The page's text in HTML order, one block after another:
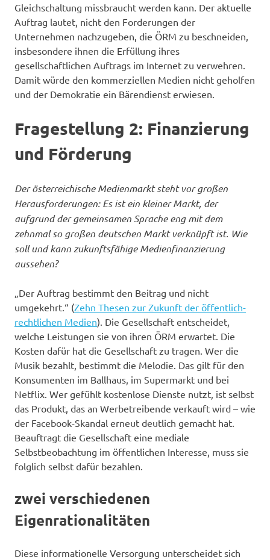
Gleichschaltung missbraucht werden kann. Der aktuelle
Auftrag lautet, nicht den Forderungen der
Unternehmen nachzugeben, die ÖRM zu beschneiden,
insbesondere ihnen die Erfüllung ihres
gesellschaftlichen Auftrags im Internet zu verwehren.
Damit würde den kommerziellen Medien nicht geholfen
und der Demokratie ein Bärendienst erwiesen.
Fragestellung 2: Finanzierung
und Förderung
Der österreichische Medienmarkt steht vor großen
Herausforderungen: Es ist ein kleiner Markt, der
aufgrund der gemeinsamen Sprache eng mit dem
zehnmal so großen deutschen Markt verknüpft ist. Wie
soll und kann zukunftsfähige Medienfinanzierung
aussehen?
„Der Auftrag bestimmt den Beitrag und nicht
umgekehrt.“ (Zehn Thesen zur Zukunft der öffentlich-
rechtlichen Medien). Die Gesellschaft entscheidet,
welche Leistungen sie von ihren ÖRM erwartet. Die
Kosten dafür hat die Gesellschaft zu tragen. Wer die
Musik bezahlt, bestimmt die Melodie. Das gilt für den
Konsumenten im Ballhaus, im Supermarkt und bei
Netflix. Wer gefühlt kostenlose Dienste nutzt, ist selbst
das Produkt, das an Werbetreibende verkauft wird – wie
der Facebook-Skandal erneut deutlich gemacht hat.
Beauftragt die Gesellschaft eine mediale
Selbstbeobachtung im öffentlichen Interesse, muss sie
folglich selbst dafür bezahlen.
zwei verschiedenen
Eigenrationalitäten
Diese informationelle Versorgung unterscheidet sich